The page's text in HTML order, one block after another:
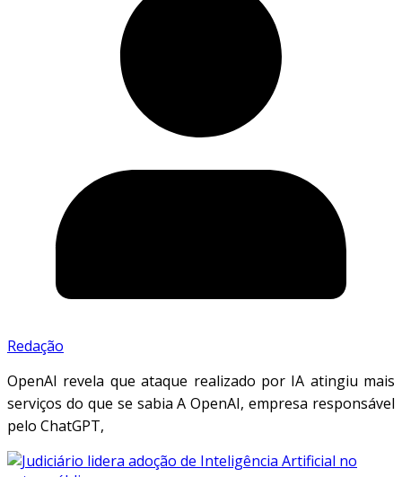
Redação
OpenAI revela que ataque realizado por IA atingiu mais
serviços do que se sabia A OpenAI, empresa responsável
pelo ChatGPT,